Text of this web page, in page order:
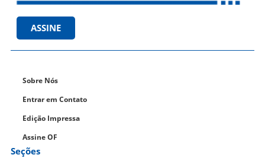
ASSINE
Sobre Nós
Entrar em Contato
Edição Impressa
Assine OF
Seções